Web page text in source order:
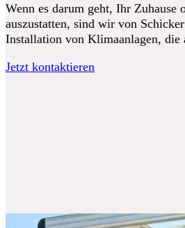
Wenn es darum geht, Ihr
auszustatten, sind wir von
Installation von Klimaanlagen,
Jetzt kontaktieren